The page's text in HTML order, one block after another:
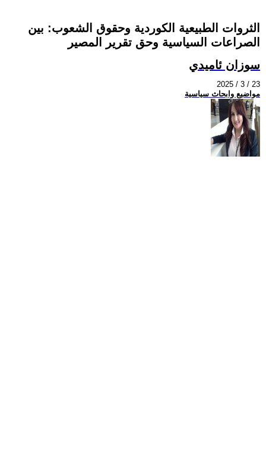
الثروات الطبيعية الكوردية وحقوق الشعوب: بين
الصراعات السياسية وحق تقرير المصير
سوزان ئاميدي
2025 / 3 / 23
مواضيع وابحاث سياسية